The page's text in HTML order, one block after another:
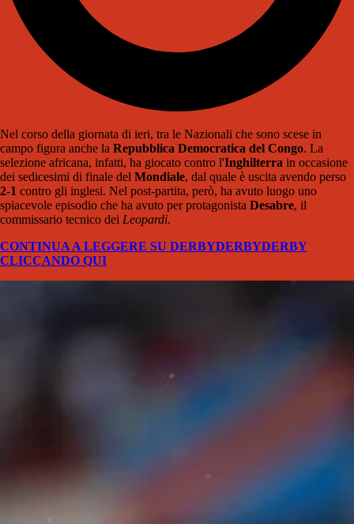
Nel corso della giornata di ieri, tra le Nazionali che sono scese in
campo figura anche la Repubblica Democratica del Congo. La
selezione africana, infatti, ha giocato contro l'Inghilterra in occasione
dei sedicesimi di finale del Mondiale, dal quale è uscita avendo perso
2-1 contro gli inglesi. Nel post-partita, però, ha avuto luogo uno
spiacevole episodio che ha avuto per protagonista Desabre, il
commissario tecnico dei Leopardi.
CONTINUA A LEGGERE SU DERBYDERBYDERBY
CLICCANDO QUI